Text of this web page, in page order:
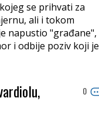
se prihvati za
ali i tokom
napustio "građane",
i odbije poziv koji je
0